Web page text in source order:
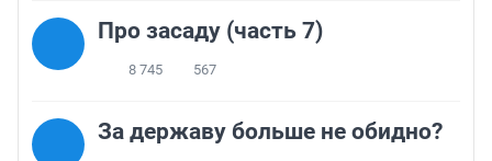
Про засаду (часть 7)
8 745 567
За державу больше не обидно?